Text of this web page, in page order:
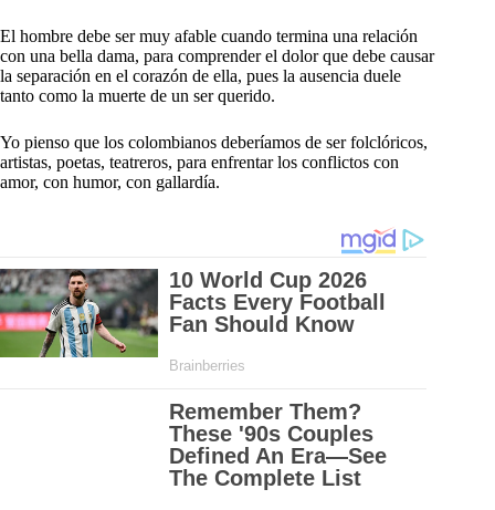
El hombre debe ser muy afable cuando termina una relación
con una bella dama, para comprender el dolor que debe causar
la separación en el corazón de ella, pues la ausencia duele
tanto como la muerte de un ser querido.
Yo pienso que los colombianos deberíamos de ser folclóricos,
artistas, poetas, teatreros, para enfrentar los conflictos con
amor, con humor, con gallardía.